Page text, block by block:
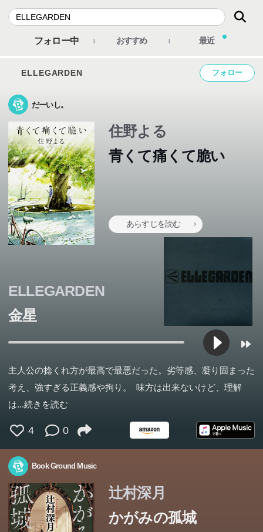
フォロー中 おすすめ 最近
ELLEGARDEN フォロー
だーいし。
住野よる
青くて痛くて脆い
あらすじを読む
『君の膵臓をたべたい』著者が放つ、最旬青春小説!
ELLEGARDEN
金星
主人公の捻くれ方が最高で最悪だった。劣等感、凝り固まった
考え、強すぎる正義感や拘り。 味方は出来ないけど、理解
は...続きを読む
4 0
Book Ground Music
辻村深月
かがみの孤城
あなたを、助けたい。
学校での居場所をなくし、閉じこもっていたこころの目の
前で、ある日突然部屋の鏡が光り始めた。輝く鏡をくぐり
抜けた先にあったのは、城のような不思議な建物。そこに
はちょうどこころと似た境遇の7人が集められていた――
とき、驚きとともに大きな感動に包まれる。
必至の著者最高傑作。